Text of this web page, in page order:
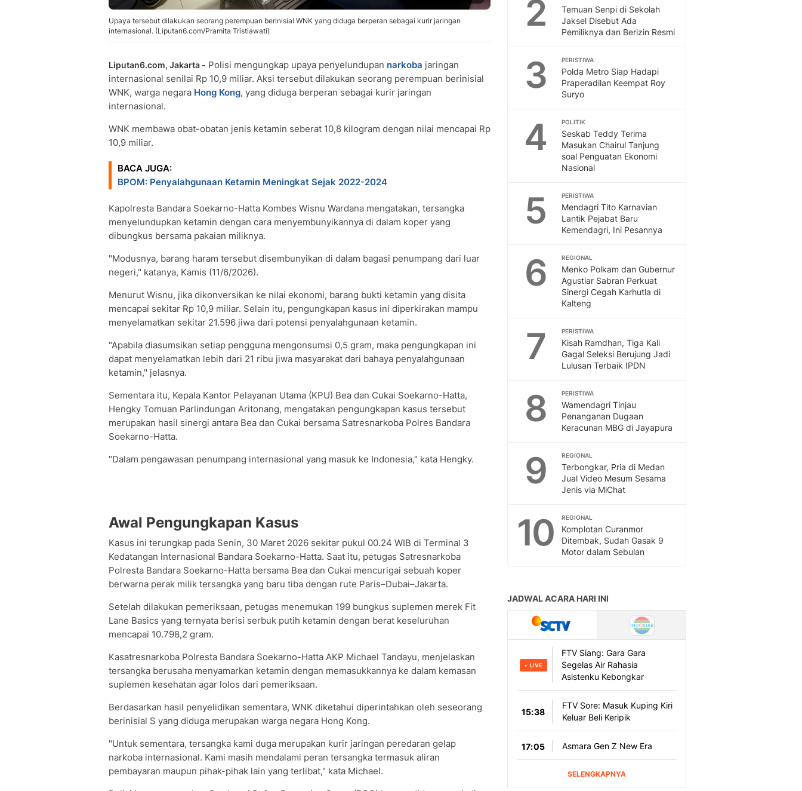
Upaya tersebut dilakukan seorang perempuan berinisial WNK yang diduga berperan sebagai kurir jaringan
internasional. (Liputan6.com/Pramita Tristiawati)
Liputan6.com, Jakarta - Polisi mengungkap upaya penyelundupan narkoba jaringan
internasional senilai Rp 10,9 miliar. Aksi tersebut dilakukan seorang perempuan berinisial
WNK, warga negara Hong Kong, yang diduga berperan sebagai kurir jaringan
internasional.
WNK membawa obat-obatan jenis ketamin seberat 10,8 kilogram dengan nilai mencapai Rp
10,9 miliar.
BACA JUGA:
BPOM: Penyalahgunaan Ketamin Meningkat Sejak 2022-2024
Kapolresta Bandara Soekarno-Hatta Kombes Wisnu Wardana mengatakan, tersangka
menyelundupkan ketamin dengan cara menyembunyikannya di dalam koper yang
dibungkus bersama pakaian miliknya.
"Modusnya, barang haram tersebut disembunyikan di dalam bagasi penumpang dari luar
negeri," katanya, Kamis (11/6/2026).
Menurut Wisnu, jika dikonversikan ke nilai ekonomi, barang bukti ketamin yang disita
mencapai sekitar Rp 10,9 miliar. Selain itu, pengungkapan kasus ini diperkirakan mampu
menyelamatkan sekitar 21.596 jiwa dari potensi penyalahgunaan ketamin.
"Apabila diasumsikan setiap pengguna mengonsumsi 0,5 gram, maka pengungkapan ini
dapat menyelamatkan lebih dari 21 ribu jiwa masyarakat dari bahaya penyalahgunaan
ketamin," jelasnya.
Sementara itu, Kepala Kantor Pelayanan Utama (KPU) Bea dan Cukai Soekarno-Hatta,
Hengky Tomuan Parlindungan Aritonang, mengatakan pengungkapan kasus tersebut
merupakan hasil sinergi antara Bea dan Cukai bersama Satresnarkoba Polres Bandara
Soekarno-Hatta.
"Dalam pengawasan penumpang internasional yang masuk ke Indonesia," kata Hengky.
Awal Pengungkapan Kasus
Kasus ini terungkap pada Senin, 30 Maret 2026 sekitar pukul 00.24 WIB di Terminal 3
Kedatangan Internasional Bandara Soekarno-Hatta. Saat itu, petugas Satresnarkoba
Polresta Bandara Soekarno-Hatta bersama Bea dan Cukai mencurigai sebuah koper
berwarna perak milik tersangka yang baru tiba dengan rute Paris–Dubai–Jakarta.
Setelah dilakukan pemeriksaan, petugas menemukan 199 bungkus suplemen merek Fit
Lane Basics yang ternyata berisi serbuk putih ketamin dengan berat keseluruhan
mencapai 10.798,2 gram.
Kasatresnarkoba Polresta Bandara Soekarno-Hatta AKP Michael Tandayu, menjelaskan
tersangka berusaha menyamarkan ketamin dengan memasukkannya ke dalam kemasan
suplemen kesehatan agar lolos dari pemeriksaan.
Berdasarkan hasil penyelidikan sementara, WNK diketahui diperintahkan oleh seseorang
berinisial S yang diduga merupakan warga negara Hong Kong.
"Untuk sementara, tersangka kami duga merupakan kurir jaringan peredaran gelap
narkoba internasional. Kami masih mendalami peran tersangka termasuk aliran
pembayaran maupun pihak-pihak lain yang terlibat," kata Michael.
2
Temuan Senpi di Sekolah
Jaksel Disebut Ada
Pemiliknya dan Berizin Resmi
3 PERISTIWA
Polda Metro Siap Hadapi
Praperadilan Keempat Roy
Suryo
4 POLITIK
Seskab Teddy Terima
Masukan Chairul Tanjung
soal Penguatan Ekonomi
Nasional
5 PERISTIWA
Mendagri Tito Karnavian
Lantik Pejabat Baru
Kemendagri, Ini Pesannya
6 REGIONAL
Menko Polkam dan Gubernur
Agustiar Sabran Perkuat
Sinergi Cegah Karhutla di
Kalteng
7 PERISTIWA
Kisah Ramdhan, Tiga Kali
Gagal Seleksi Berujung Jadi
Lulusan Terbaik IPDN
8 PERISTIWA
Wamendagri Tinjau
Penanganan Dugaan
Keracunan MBG di Jayapura
9 REGIONAL
Terbongkar, Pria di Medan
Jual Video Mesum Sesama
Jenis via MiChat
10 REGIONAL
Komplotan Curanmor
Ditembak, Sudah Gasak 9
Motor dalam Sebulan